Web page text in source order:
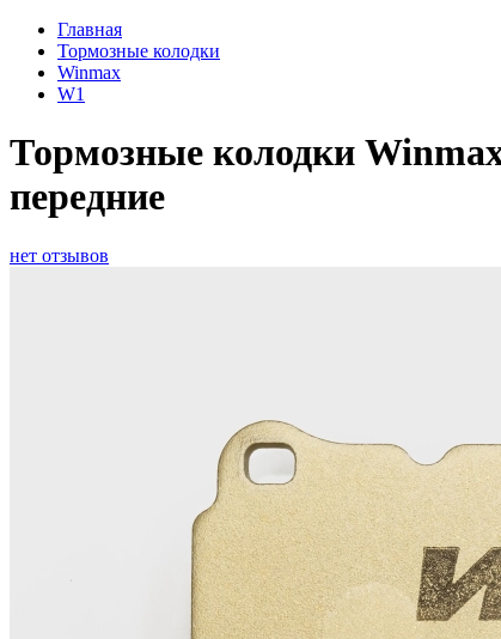
Главная
Тормозные колодки
Winmax
W1
Тормозные колодки
передние
нет отзывов